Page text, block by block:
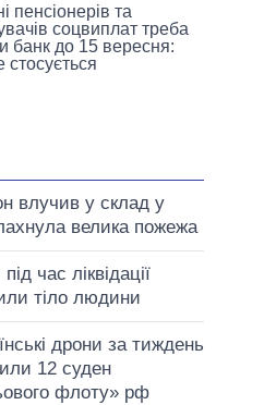
пенсіонерів та
соцвиплат треба
банк до 15 вересня:
стосується
влучив у склад у
велика пожежа
час ліквідації
тіло людини
дрони за тиждень
12 суден
флоту» рф